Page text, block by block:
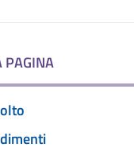
PAGINA